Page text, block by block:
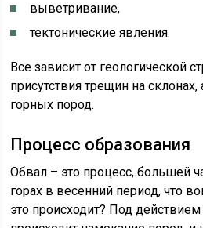
выветривание,
тектонические явления.
Все зависит от геологической
присутствия трещин на
горных пород.
Процесс образования
Обвал – это процесс, большей
горах в весенний период, что
это происходит? Под